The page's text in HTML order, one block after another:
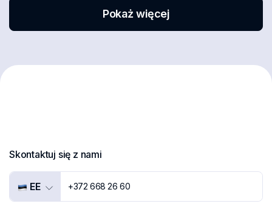
Pokaż więcej
Skontaktuj się z nami
EE +372 668 26 60